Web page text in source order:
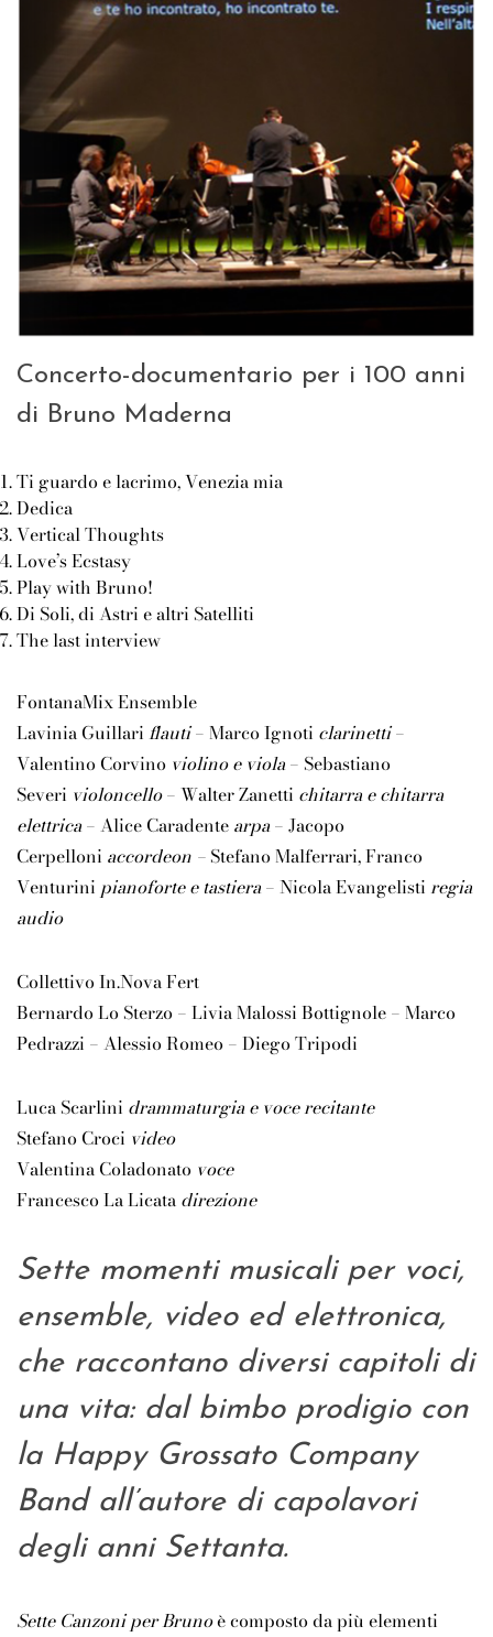
Concerto-documentario per i 100 anni
di Bruno Maderna
Ti guardo e lacrimo, Venezia mia
Dedica
Vertical Thoughts
Love’s Ecstasy
Play with Bruno!
Di Soli, di Astri e altri Satelliti
The last interview
FontanaMix Ensemble
Lavinia Guillari flauti– Marco Ignoti clarinetti–
Valentino Corvino violino e viola– Sebastiano
Severi violoncello– Walter Zanetti chitarra e chitarra
elettrica– Alice Caradente arpa– Jacopo
Cerpelloni accordeon – Stefano Malferrari, Franco
Venturini pianoforte e tastiera– Nicola Evangelisti regia
audio
Collettivo In.Nova Fert
Bernardo Lo Sterzo – Livia Malossi Bottignole – Marco
Pedrazzi – Alessio Romeo – Diego Tripodi
Luca Scarlini drammaturgia e voce recitante
Stefano Croci video
Valentina Coladonato voce
Francesco La Licata direzione
Sette momenti musicali per voci,
ensemble, video ed elettronica,
che raccontano diversi capitoli di
una vita: dal bimbo prodigio con
la Happy Grossato Company
Band all’autore di capolavori
degli anni Settanta.
Sette Canzoni per Brunoè composto da più elementi